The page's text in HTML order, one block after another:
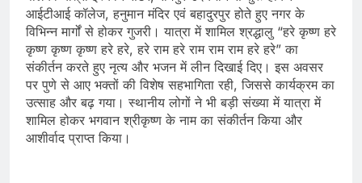
आईटीआई कॉलेज, हनुमान मंदिर एवं बहादुरपुर होते हुए नगर के
विभिन्न मार्गों से होकर गुजरी। यात्रा में शामिल श्रद्धालु “हरे कृष्ण हरे
कृष्ण कृष्ण कृष्ण हरे हरे, हरे राम हरे राम राम राम हरे हरे” का
संकीर्तन करते हुए नृत्य और भजन में लीन दिखाई दिए। इस अवसर
पर पुणे से आए भक्तों की विशेष सहभागिता रही, जिससे कार्यक्रम का
उत्साह और बढ़ गया। स्थानीय लोगों ने भी बड़ी संख्या में यात्रा में
शामिल होकर भगवान श्रीकृष्ण के नाम का संकीर्तन किया और
आशीर्वाद प्राप्त किया।